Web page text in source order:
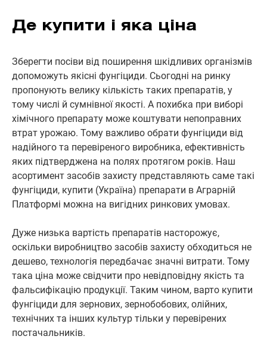
Де купити і яка ціна
Зберегти посіви від поширення шкідливих організмів
допоможуть якісні фунгіциди. Сьогодні на ринку
пропонують велику кількість таких препаратів, у
тому числі й сумнівної якості. А похибка при виборі
хімічного препарату може коштувати непоправних
втрат урожаю. Тому важливо обрати фунгіциди від
надійного та перевіреного виробника, ефективність
яких підтверджена на полях протягом років. Наш
асортимент засобів захисту представляють саме такі
фунгіциди, купити (Україна) препарати в Аграрній
Платформі можна на вигідних ринкових умовах.
Дуже низька вартість препаратів насторожує,
оскільки виробництво засобів захисту обходиться не
дешево, технологія передбачає значні витрати. Тому
така ціна може свідчити про невідповідну якість та
фальсифікацію продукції. Таким чином, варто купити
фунгіциди для зернових, зернобобових, олійних,
технічних та інших культур тільки у перевірених
постачальників.